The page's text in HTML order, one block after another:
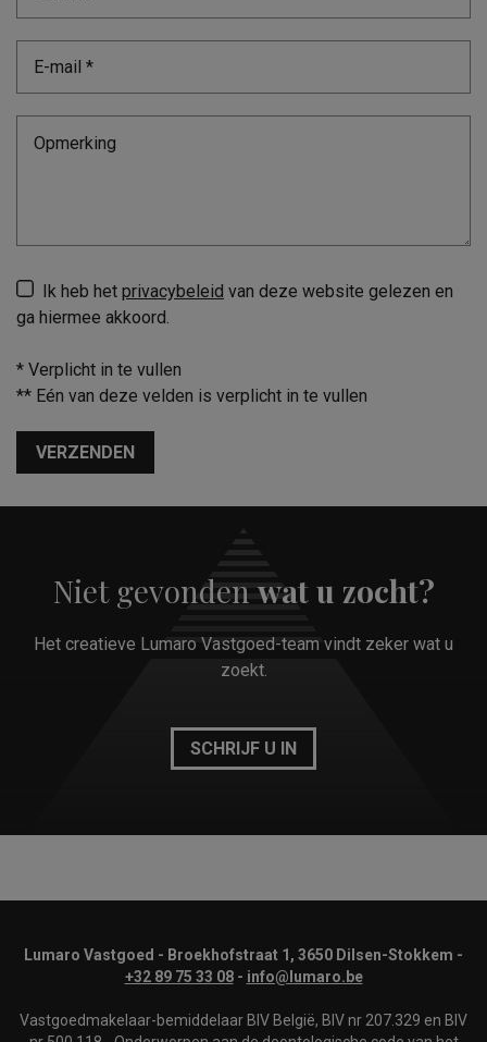
Ik heb het privacybeleid van deze website gelezen en
ga hiermee akkoord.
* Verplicht in te vullen
** Eén van deze velden is verplicht in te vullen
VERZENDEN
Niet gevondenwat u zocht?
Het creatieve Lumaro Vastgoed-team vindt zeker wat u
zoekt.
SCHRIJF U IN
Lumaro Vastgoed - Broekhofstraat 1, 3650 Dilsen-Stokkem -
+32 89 75 33 08- info@lumaro.be
Vastgoedmakelaar-bemiddelaar BIV België, BIV nr 207.329 en BIV